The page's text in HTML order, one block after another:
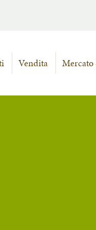
Vendita